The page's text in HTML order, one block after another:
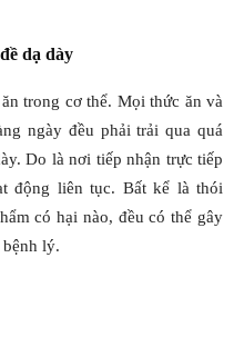
dạ dày
trong cơ thể. Mọi thức ăn và
ngày đều phải trải qua quá
Do là nơi tiếp nhận trực tiếp
động liên tục. Bất kể là thói
có hại nào, đều có thể gây
bệnh lý.